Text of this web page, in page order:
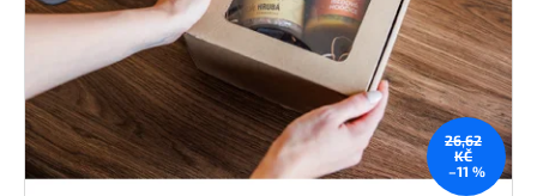
26,62
KČ
–11 %